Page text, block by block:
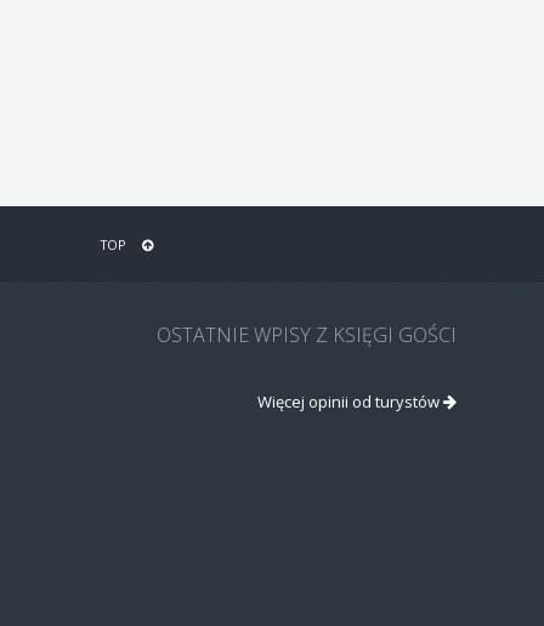
TOP
OSTATNIE WPISY Z KSIĘGI GOŚCI
Więcej opinii od turystów